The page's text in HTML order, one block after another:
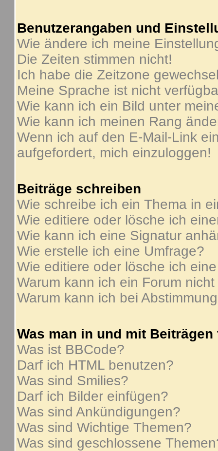
Benutzerangaben und
Wie ändere ich meine
Die Zeiten stimmen nicht!
Ich habe die Zeitzone
Meine Sprache ist nicht
Wie kann ich ein Bild unter
Wie kann ich meinen Rang
Wenn ich auf den E-Mail-Link
aufgefordert, mich einzuloggen!
Beiträge schreiben
Wie schreibe ich ein Thema in
Wie editiere oder lösche ich
Wie kann ich eine Signatur
Wie erstelle ich eine Umfrage?
Wie editiere oder lösche ich
Warum kann ich ein Forum
Warum kann ich bei
Was man in und mit Beiträgen
Was ist BBCode?
Darf ich HTML benutzen?
Was sind Smilies?
Darf ich Bilder einfügen?
Was sind Ankündigungen?
Was sind Wichtige Themen?
Was sind geschlossene